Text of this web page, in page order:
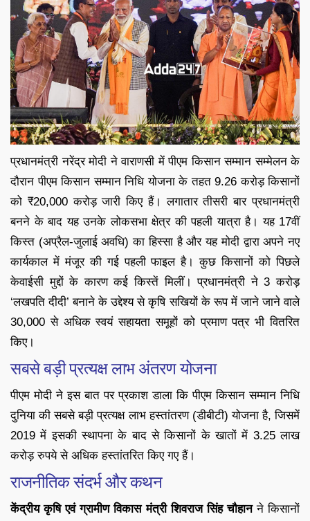
प्रधानमंत्री नरेंद्र मोदी ने वाराणसी में पीएम किसान सम्मान सम्मेलन के
दौरान पीएम किसान सम्मान निधि योजना के तहत 9.26 करोड़ किसानों
को ₹20,000 करोड़ जारी किए हैं। लगातार तीसरी बार प्रधानमंत्री
बनने के बाद यह उनके लोकसभा क्षेत्र की पहली यात्रा है। यह 17वीं
किस्त (अप्रैल-जुलाई अवधि) का हिस्सा है और यह मोदी द्वारा अपने नए
कार्यकाल में मंजूर की गई पहली फाइल है। कुछ किसानों को पिछले
केवाईसी मुद्दों के कारण कई किस्तें मिलीं। प्रधानमंत्री ने 3 करोड़
‘लखपति दीदी’ बनाने के उद्देश्य से कृषि सखियों के रूप में जाने जाने वाले
30,000 से अधिक स्वयं सहायता समूहों को प्रमाण पत्र भी वितरित
किए।
सबसे बड़ी प्रत्यक्ष लाभ अंतरण योजना
पीएम मोदी ने इस बात पर प्रकाश डाला कि पीएम किसान सम्मान निधि
दुनिया की सबसे बड़ी प्रत्यक्ष लाभ हस्तांतरण (डीबीटी) योजना है, जिसमें
2019 में इसकी स्थापना के बाद से किसानों के खातों में 3.25 लाख
करोड़ रुपये से अधिक हस्तांतरित किए गए हैं।
राजनीतिक संदर्भ और कथन
केंद्रीय कृषि एवं ग्रामीण विकास मंत्री शिवराज सिंह चौहानने किसानों